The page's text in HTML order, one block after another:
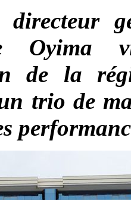
directeur
de la
trio de